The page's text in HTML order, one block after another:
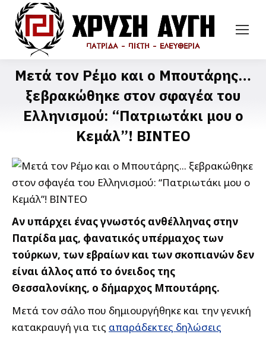
Μετά τον Ρέμο και ο Μπουτάρης…
ξεβρακώθηκε στον σφαγέα του
Ελληνισμού: “Πατριωτάκι μου ο
Κεμάλ”! ΒΙΝΤΕΟ
Αν υπάρχει ένας γνωστός ανθέλληνας στην
Πατρίδα μας, φανατικός υπέρμαχος των
τούρκων, των εβραίων και των σκοπιανών δεν
είναι άλλος από το όνειδος της
Θεσσαλονίκης, ο δήμαρχος Μπουτάρης.
Μετά τον σάλο που δημιουργήθηκε και την γενική
κατακραυγή για τις απαράδεκτες δηλώσεις